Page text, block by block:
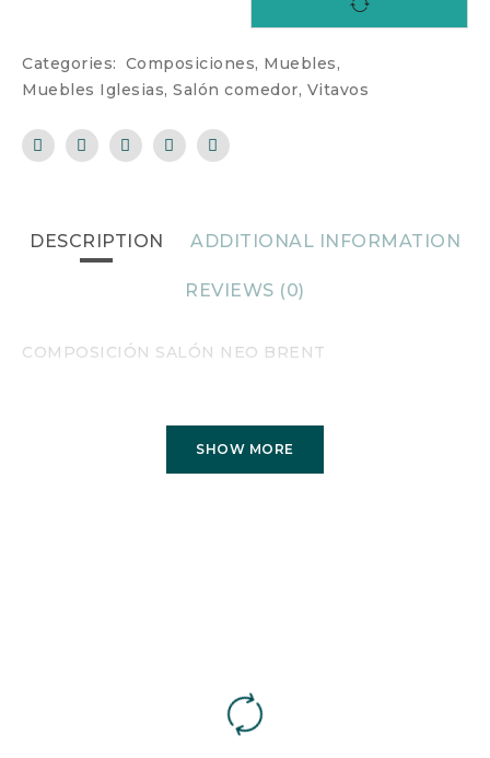
Categories: Composiciones, Muebles,
Muebles Iglesias, Salón comedor, Vitavos
DESCRIPTION ADDITIONAL INFORMATION
REVIEWS (0)
COMPOSICIÓN SALÓN NEO BRENT
SHOW MORE